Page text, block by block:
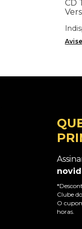
CD
Clube
O
horas.